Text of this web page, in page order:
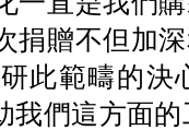
捐贈不但加
此範疇的
我們這方面